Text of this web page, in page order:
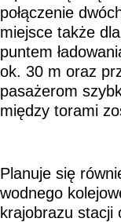
połączenie
miejsce także
puntem
ok. 30 m oraz
pasażerom
między torami
Planuje się
wodnego
krajobrazu stacji